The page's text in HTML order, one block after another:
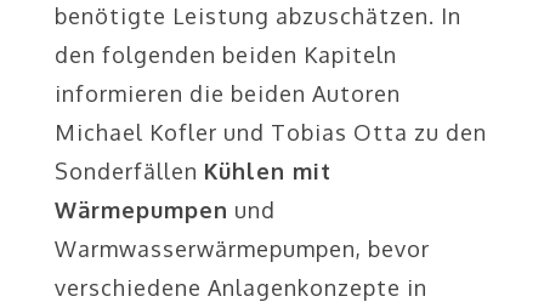
benötigte Leistung abzuschätzen. In
den folgenden beiden Kapiteln
informieren die beiden Autoren
Michael Kofler und Tobias Otta zu den
Sonderfällen Kühlen mit
Wärmepumpen und
Warmwasserwärmepumpen, bevor
verschiedene Anlagenkonzepte in